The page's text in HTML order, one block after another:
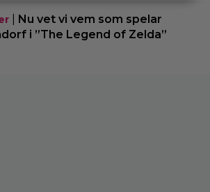
Nu vet vi vem som spelar
i ”The Legend of Zelda”